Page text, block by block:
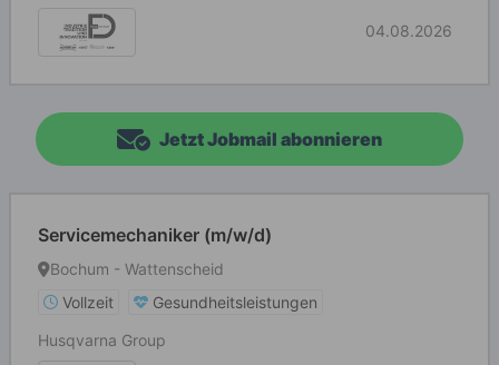
04.08.2026
Jetzt Jobmail abonnieren
Servicemechaniker (m/w/d)
Bochum - Wattenscheid
Vollzeit
Gesundheitsleistungen
Husqvarna Group